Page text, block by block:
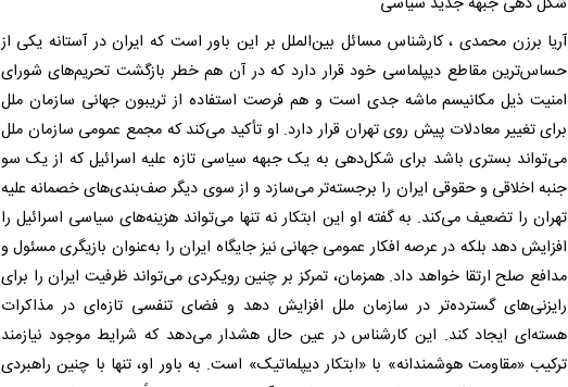
آریا برزن محمدی ، کارشناس مسائل بین‌الملل بر این باور است که ایران در آستانه یکی از
حساس‌ترین مقاطع دیپلماسی خود قرار دارد که در آن هم خطر بازگشت تحریم‌های شورای
امنیت ذیل مکانیسم ماشه جدی است و هم فرصت استفاده از تریبون جهانی سازمان ملل
برای تغییر معادلات پیش روی تهران قرار دارد. او تأکید می‌کند که مجمع عمومی سازمان ملل
می‌تواند بستری باشد برای شکل‌دهی به یک جبهه سیاسی تازه علیه اسرائیل که از یک سو
جنبه اخلاقی و حقوقی ایران را برجسته‌تر می‌سازد و از سوی دیگر صف‌بندی‌های خصمانه علیه
تهران را تضعیف می‌کند. به گفته او این ابتکار نه تنها می‌تواند هزینه‌های سیاسی اسرائیل را
افزایش دهد بلکه در عرصه افکار عمومی جهانی نیز جایگاه ایران را به‌عنوان بازیگری مسئول و
مدافع صلح ارتقا خواهد داد. همزمان، تمرکز بر چنین رویکردی می‌تواند ظرفیت ایران را برای
رایزنی‌های گسترده‌تر در سازمان ملل افزایش دهد و فضای تنفسی تازه‌ای در مذاکرات
هسته‌ای ایجاد کند. این کارشناس در عین حال هشدار می‌دهد که شرایط موجود نیازمند
ترکیب «مقاومت هوشمندانه» با «ابتکار دیپلماتیک» است. به باور او، تنها با چنین راهبردی